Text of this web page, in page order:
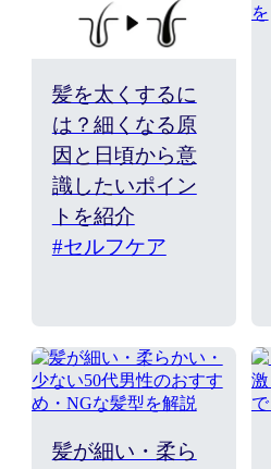
髪を太くするに
は？細くなる原
因と日頃から意
識したいポイン
トを紹介
#セルフケア
髪が細い・柔ら